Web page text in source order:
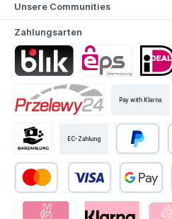
Unsere Communities
Zahlungsarten
Pay with Klarna
EC-Zahlung